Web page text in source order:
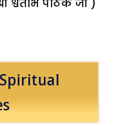
श्वेताभ पाठक जी )